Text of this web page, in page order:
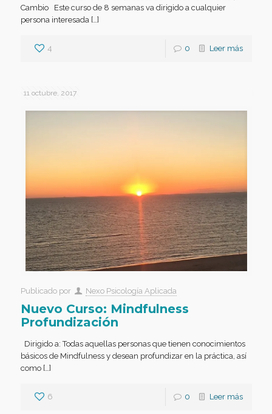
Cambio Este curso de 8 semanas va dirigido a cualquier
persona interesada […]
4 0 Leer más
11 octubre, 2017
Publicado por Nexo Psicología Aplicada
Nuevo Curso: Mindfulness
Profundización
Dirigido a: Todas aquellas personas que tienen conocimientos
básicos de Mindfulness y desean profundizar en la práctica, así
como […]
6 0 Leer más